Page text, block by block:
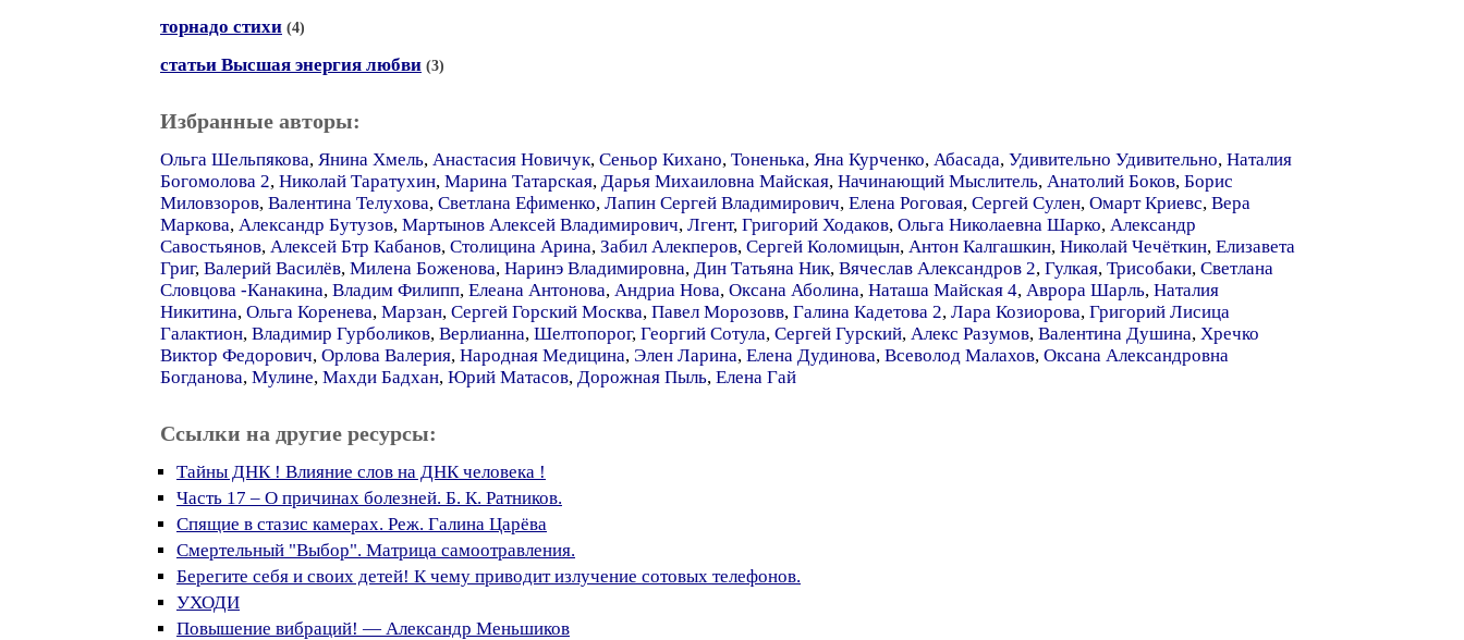
торнадо стихи (4)
статьи Высшая энергия любви (3)
Избранные авторы:
Ольга Шельпякова, Янина Хмель, Анастасия Новичук, Сеньор Кихано, Тоненька, Яна Курченко, Абасада, Удивительно Удивительно, Наталия
Богомолова 2, Николай Таратухин, Марина Татарская, Дарья Михаиловна Майская, Начинающий Мыслитель, Анатолий Боков, Борис
Миловзоров, Валентина Телухова, Светлана Ефименко, Лапин Сергей Владимирович, Елена Роговая, Сергей Сулен, Омарт Криевс, Вера
Маркова, Александр Бутузов, Мартынов Алексей Владимирович, Лгент, Григорий Ходаков, Ольга Николаевна Шарко, Александр
Савостьянов, Алексей Бтр Кабанов, Столицина Арина, Забил Алекперов, Сергей Коломицын, Антон Калгашкин, Николай Чечёткин, Елизавета
Григ, Валерий Василёв, Милена Боженова, Наринэ Владимировна, Дин Татьяна Ник, Вячеслав Александров 2, Гулкая, Трисобаки, Светлана
Словцова -Канакина, Владим Филипп, Елеана Антонова, Андриа Нова, Оксана Аболина, Наташа Майская 4, Аврора Шарль, Наталия
Никитина, Ольга Коренева, Марзан, Сергей Горский Москва, Павел Морозовв, Галина Кадетова 2, Лара Козиорова, Григорий Лисица
Галактион, Владимир Гурболиков, Верлианна, Шелтопорог, Георгий Сотула, Сергей Гурский, Алекс Разумов, Валентина Душина, Хречко
Виктор Федорович, Орлова Валерия, Народная Медицина, Элен Ларина, Елена Дудинова, Всеволод Малахов, Оксана Александровна
Богданова, Мулине, Махди Бадхан, Юрий Матасов, Дорожная Пыль, Елена Гай
Ссылки на другие ресурсы:
Тайны ДНК ! Влияние слов на ДНК человека !
Часть 17 – О причинах болезней. Б. К. Ратников.
Спящие в стазис камерах. Реж. Галина Царёва
Смертельный "Выбор". Матрица самоотравления.
Берегите себя и своих детей! К чему приводит излучение сотовых телефонов.
УХОДИ
Повышение вибраций! — Александр Меньшиков